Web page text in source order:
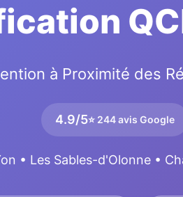
à Proximité des
4.9/5⭐ 244 avis Google
• Les Sables-d'Olonne •